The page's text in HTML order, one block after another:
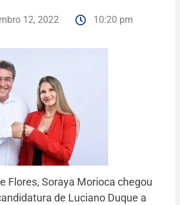
12, 2022 10:20 pm
Flores, Soraya Morioca chegou
de Luciano Duque a